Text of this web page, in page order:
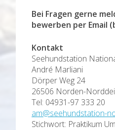
Bei Fragen gerne
bewerben per Email
Kontakt
Seehundstation
André Marliani
Dörper Weg 24
26506 Norden-
Tel: 04931-97 333 20
am@seehundstation-
Stichwort: Praktikum